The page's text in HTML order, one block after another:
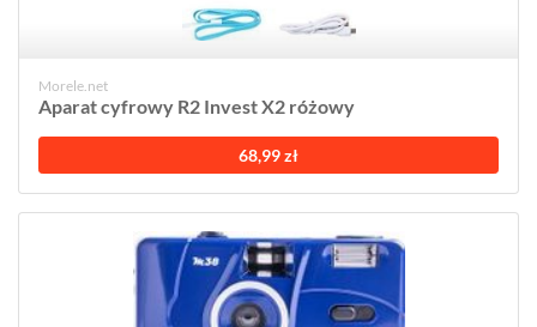
Morele.net
Aparat cyfrowy R2 Invest X2 różowy
68,99 zł